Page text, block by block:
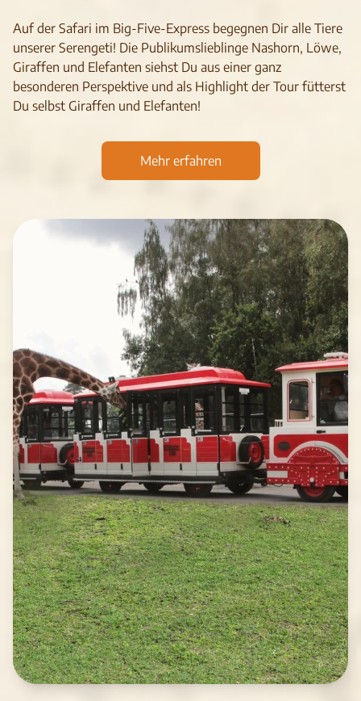
Auf der Safari im Big-Five-Express begeg­nen Dir alle Tiere
unse­rer Seren­geti! Die Publikumslieblinge Nashorn, Löwe,
Giraffen und Elefanten siehst Du aus einer ganz
besonderen Perspektive und als High­light der Tour füt­terst
Du selbst Giraf­fen und Ele­fan­ten!
Mehr erfahren